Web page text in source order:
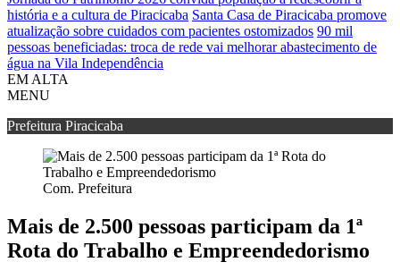
história e a cultura de Piracicaba Santa Casa de Piracicaba promove
atualização sobre cuidados com pacientes ostomizados 90 mil
pessoas beneficiadas: troca de rede vai melhorar abastecimento de
água na Vila Independência
EM ALTA
MENU
Prefeitura Piracicaba
Com. Prefeitura
Mais de 2.500 pessoas participam da 1ª
Rota do Trabalho e Empreendedorismo